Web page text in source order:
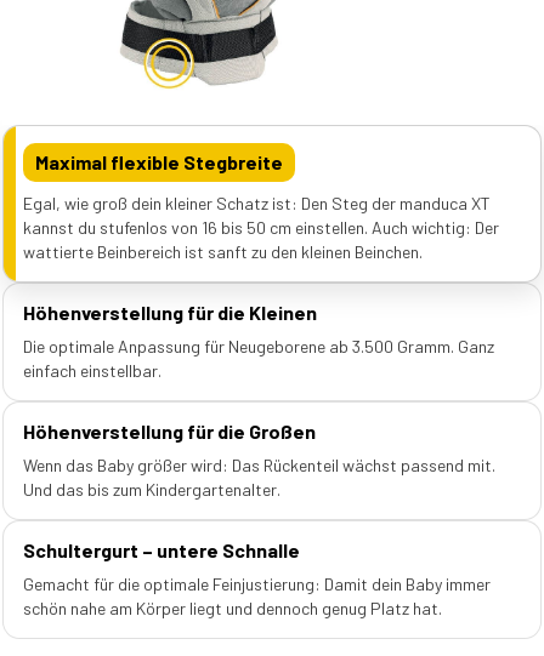
Maximal flexible Stegbreite
Egal, wie groß dein kleiner Schatz ist: Den Steg der manduca XT
kannst du stufenlos von 16 bis 50 cm einstellen. Auch wichtig: Der
wattierte Beinbereich ist sanft zu den kleinen Beinchen.
Höhenverstellung für die Kleinen
Die optimale Anpassung für Neugeborene ab 3.500 Gramm. Ganz
einfach einstellbar.
Höhenverstellung für die Großen
Wenn das Baby größer wird: Das Rückenteil wächst passend mit.
Und das bis zum Kindergartenalter.
Schultergurt – untere Schnalle
Gemacht für die optimale Feinjustierung: Damit dein Baby immer
schön nahe am Körper liegt und dennoch genug Platz hat.